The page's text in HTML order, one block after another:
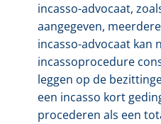
incasso-advocaat,
aangegeven,
incasso-advocaat kan
incassoprocedure
leggen op de
een incasso kort
procederen als een